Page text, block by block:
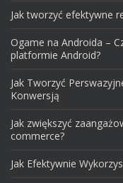
Jak tworzyć efektywne
Ogame na Androida –
platformie Android?
Jak Tworzyć
Konwersją
Jak zwiększyć
commerce?
Jak Efektywnie